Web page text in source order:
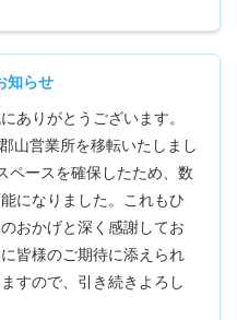
知らせ
ありがとうございます。
山営業所を移転いたしまし
ペースを確保したため、数
になりました。これもひ
おかげと深く感謝してお
皆様のご期待に添えられ
すので、引き続きよろし